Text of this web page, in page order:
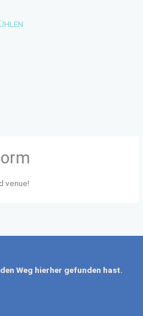
venue!
Weg hierher gefunden hast.